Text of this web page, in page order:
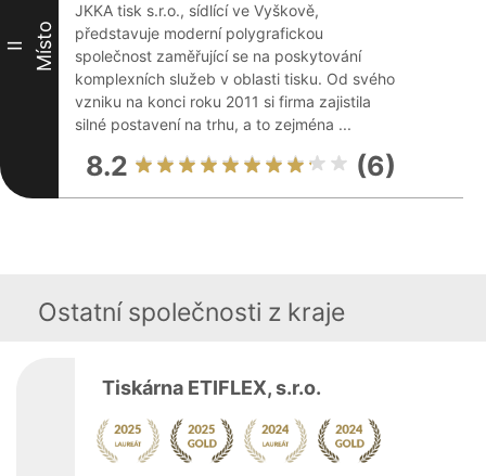
II Místo
JKKA tisk s.r.o., sídlící ve Vyškově,
představuje moderní polygrafickou
společnost zaměřující se na poskytování
komplexních služeb v oblasti tisku. Od svého
vzniku na konci roku 2011 si firma zajistila
silné postavení na trhu, a to zejména ...
8.2 (6)
Ostatní společnosti z kraje
Tiskárna ETIFLEX, s.r.o.